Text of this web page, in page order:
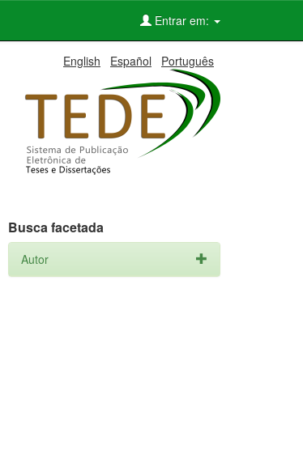
Entrar em:
English Español Português
Busca facetada
Autor